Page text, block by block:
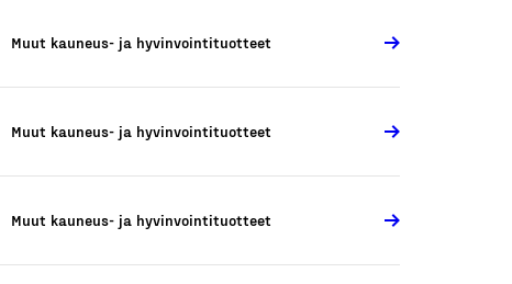
Muut kauneus- ja hyvinvointituotteet
Muut kauneus- ja hyvinvointituotteet
Muut kauneus- ja hyvinvointituotteet